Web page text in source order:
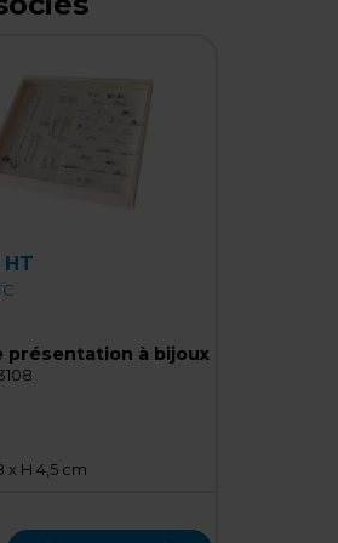
présentation à bijoux
x H 4,5 cm